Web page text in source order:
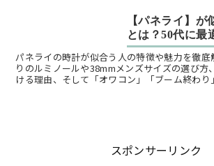
【パネライ】が
とは？50代に最
パネライの時計が似合う人の特徴や魅力を徹底
りのルミノールや38mmメンズサイズの選び方
ける理由、そして「オワコン」「ブーム終わ
スポンサーリンク